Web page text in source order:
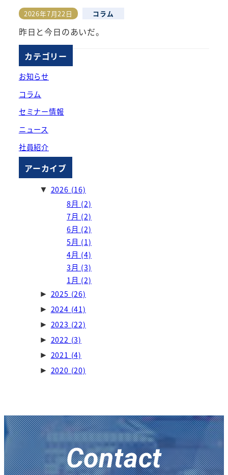
昨日と今日のあいだ。
投稿日
2026年7月22日 コラム
カテゴリー
お知らせ
コラム
セミナー情報
ニュース
社員紹介
アーカイブ
▼ 2026 (16)
8月 (2)
7月 (2)
6月 (2)
5月 (1)
4月 (4)
3月 (3)
1月 (2)
► 2025 (26)
► 2024 (41)
► 2023 (22)
► 2022 (3)
► 2021 (4)
► 2020 (20)
Contact